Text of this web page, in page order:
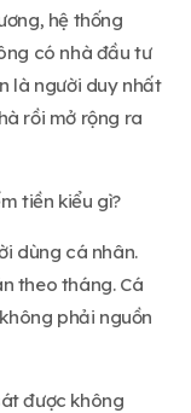
hệ thống
có nhà đầu tư
là người duy nhất
rồi mở rộng ra
tiền kiểu gì?
dùng cá nhân.
theo tháng. Cá
phải nguồn
được không